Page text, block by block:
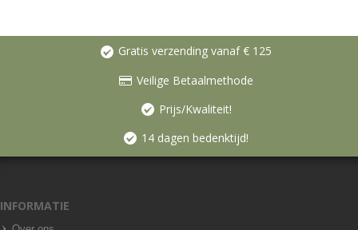
Gratis verzending vanaf € 125
Veilige Betaalmethode
Prijs/Kwaliteit!
14 dagen bedenktijd!
INFORMATIE